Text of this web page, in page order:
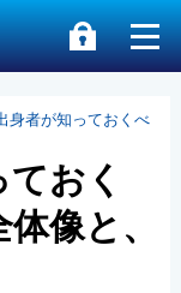
身者が知っておくべ
おく
像と、